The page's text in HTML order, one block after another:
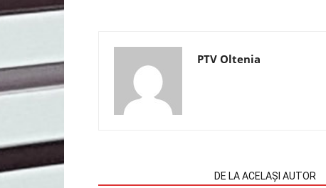
PTV Oltenia
DE LA ACELAȘI AUTOR